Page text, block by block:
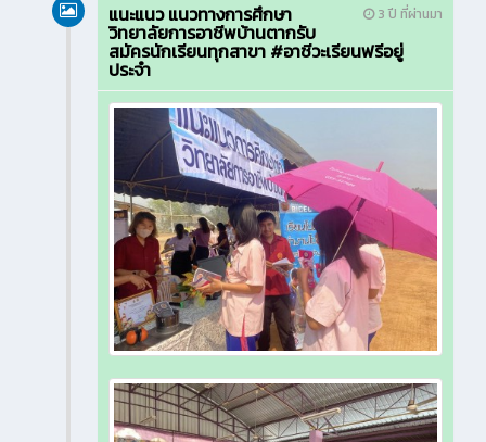
3 ปี ที่ผ่านมา
แนะแนว แนวทางการศึกษา
วิทยาลัยการอาชีพบ้านตากรับ
สมัครนักเรียนทุกสาขา #อาชีวะเรียนฟรีอยู่
ประจำ